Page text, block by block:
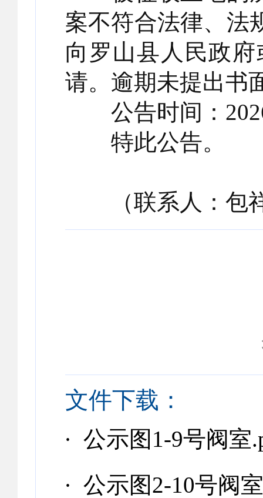
案不符合法律、法
向罗山县人民政
请。逾期未提出书
公告时间：2026
特此公告。
（联系人：包祥
文件下载：
· 公示图1-9号阀室
· 公示图2-10号阀